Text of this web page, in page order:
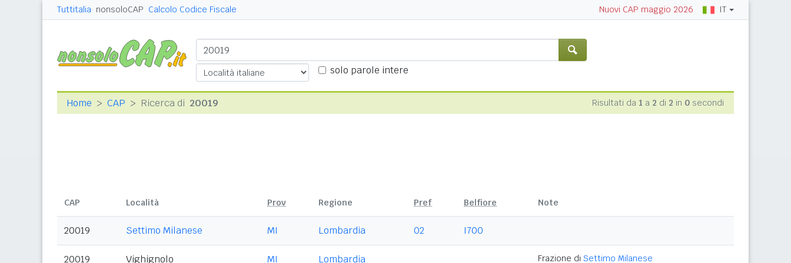
Tuttitalia nonsoloCAP Calcolo Codice Fiscale Nuovi CAP maggio 2026 IT
solo parole intere
Home CAP Ricerca di 20019 Risultati da 1 a 2 di 2 in 0 secondi
CAP Località Prov Regione Pref Belfiore Note
20019 Settimo Milanese MI Lombardia 02 I700
20019 Vighignolo MI Lombardia Frazione di Settimo Milanese